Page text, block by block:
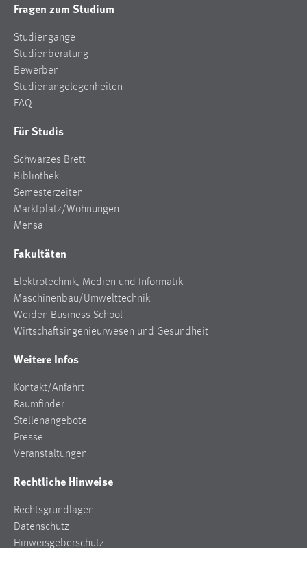
Fragen zum Studium
Studiengänge
Studienberatung
Bewerben
Studienangelegenheiten
FAQ
Für Studis
Schwarzes Brett
Bibliothek
Semesterzeiten
Marktplatz/Wohnungen
Mensa
Fakultäten
Elektrotechnik, Medien und Informatik
Maschinenbau/Umwelttechnik
Weiden Business School
Wirtschaftsingenieurwesen und Gesundheit
Weitere Infos
Kontakt/Anfahrt
Raumfinder
Stellenangebote
Presse
Veranstaltungen
Rechtliche Hinweise
Rechtsgrundlagen
Datenschutz
Hinweisgeberschutz